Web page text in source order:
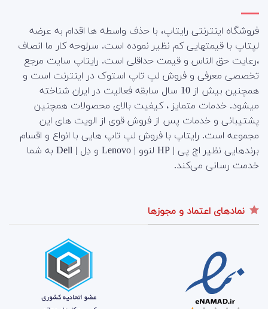
فروشگاه اینترنتی رایتاپ، با حذف واسطه ها اقدام به عرضه
لپتاپ با قیمتهایی کم نظیر نموده است. سرلوحه کار ما انصاف
،رعایت حق الناس و قیمت حداقلی است. رایتاپ سایت مرجع
تخصصی معرفی و فروش لپ تاپ استوک در اینترنت است و
همچنین بیش از 10 سال سابقه فعالیت در ایران شناخته
میشود. خدمات متمایز ، کیفیت بالای محصولات همچنین
پشتیبانی و خدمات پس از فروش قوی از الویت های این
مجموعه است. رایتاپ با فروش لپ تاپ هایی با انواع و اقسام
برندهایی نظیر اچ پی | HP لنوو | Lenovo و دِل | Dell به شما
خدمت رسانی می‌کند.
نمادهای اعتماد و مجوزها